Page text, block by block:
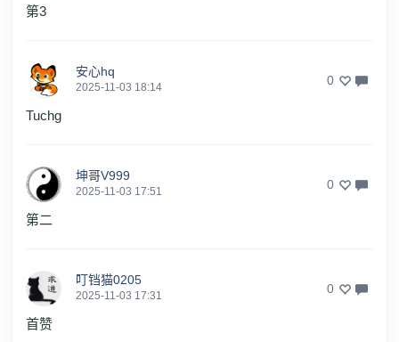
第3
安心hq
2025-11-03 18:14 0
Tuchg
坤哥V999
2025-11-03 17:51 0
第二
叮铛猫0205
2025-11-03 17:31 0
首赞